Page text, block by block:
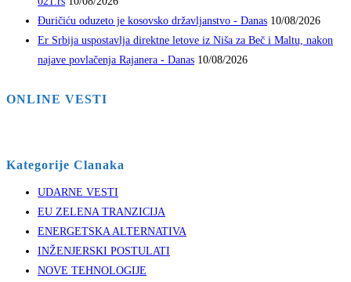
Đuričiću oduzeto je kosovsko državljanstvo - Danas 10/08/2026
Er Srbija uspostavlja direktne letove iz Niša za Beč i Maltu, nakon
najave povlačenja Rajanera - Danas 10/08/2026
ONLINE VESTI
Kategorije Clanaka
UDARNE VESTI
EU ZELENA TRANZICIJA
ENERGETSKA ALTERNATIVA
INŽENJERSKI POSTULATI
NOVE TEHNOLOGIJE